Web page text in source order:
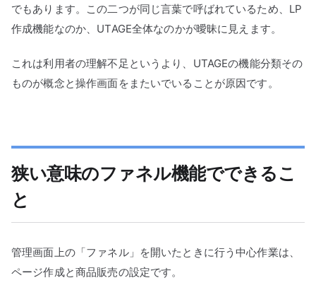
でもあります。この二つが同じ言葉で呼ばれているため、LP
作成機能なのか、UTAGE全体なのかが曖昧に見えます。
これは利用者の理解不足というより、UTAGEの機能分類その
ものが概念と操作画面をまたいでいることが原因です。
狭い意味のファネル機能でできるこ
と
管理画面上の「ファネル」を開いたときに行う中心作業は、
ページ作成と商品販売の設定です。